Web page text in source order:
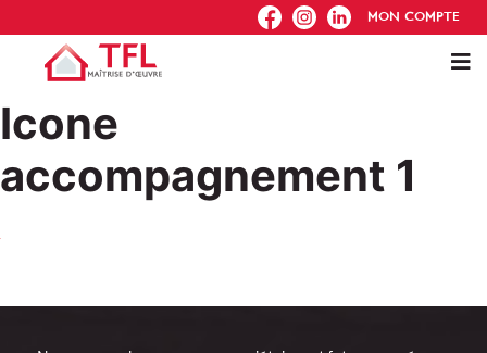
FB IG IN MON COMPTE
Icone
accompagnement 1